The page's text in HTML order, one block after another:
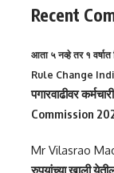
Recent
आता ५ नव्हे तर १
Rule Change
पगारवाढीवर
Commission
Mr Vilasrao
रुपयांच्या खाली